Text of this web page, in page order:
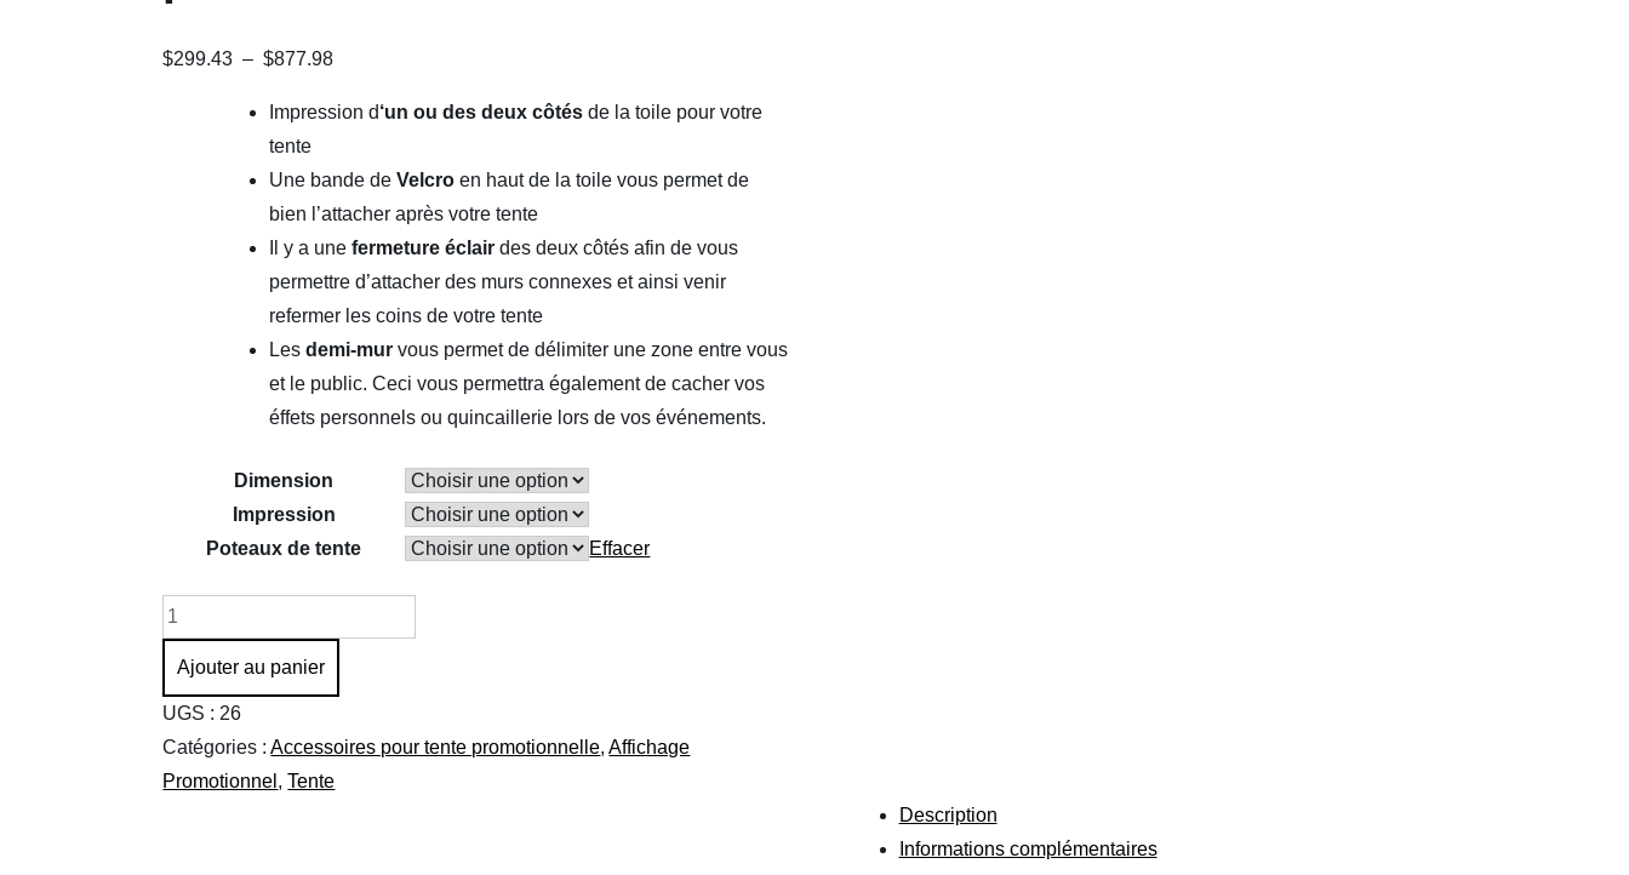
$299.43 – $877.98Plage
prix :
à
$877.98
Impression d‘un ou des deux côtés de la toile pour votre
tente
Une bande deVelcro en haut de la toile vous permet de
bien l’attacher après votre tente
Il y a une fermeture éclair des deux côtés afin de vous
permettre d’attacher des murs connexes et ainsi venir
refermer les coins de votre tente
Lesdemi-murvous permet de délimiter une zone entre vous
et le public. Ceci vous permettra également de cacher vos
éffets personnels ou quincaillerie lors de vos événements.
Dimension
Impression
Poteaux de tente
Effacer
quantité
de
Mur
de
Tente
promotionnelle
Ajouter au panier
UGS : 26
Catégories :Accessoires pour tente promotionnelle,Affichage
Promotionnel ,Tente
Description
Informations complémentaires